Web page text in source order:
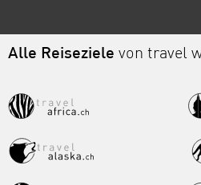
Alle Reiseziele von travel